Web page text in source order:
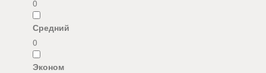
0
Средний
0
Эконом